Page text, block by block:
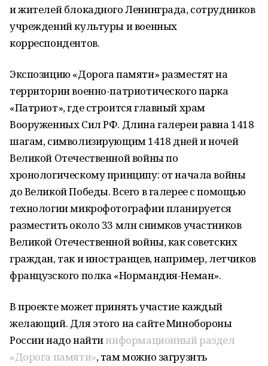
и жителей блокадного Ленинграда, сотрудников
учреждений культуры и военных
корреспондентов.
Экспозицию «Дорога памяти» разместят на
территории военно-патриотического парка
«Патриот», где строится главный храм
Вооруженных Сил РФ. Длина галереи равна 1418
шагам, символизирующим 1418 дней и ночей
Великой Отечественной войны по
хронологическому принципу: от начала войны
до Великой Победы. Всего в галерее с помощью
технологии микрофотографии планируется
разместить около 33 млн снимков участников
Великой Отечественной войны, как советских
граждан, так и иностранцев, например, летчиков
французского полка «Нормандия-Неман».
В проекте может принять участие каждый
желающий. Для этого на сайте Минобороны
России надо найтиинформационный раздел
«Дорога памяти», там можно загрузить